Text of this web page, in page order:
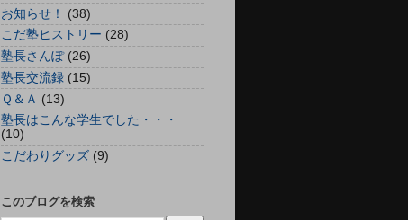
お知らせ！
(38)
こだ塾ヒストリー (28)
塾長さんぽ (26)
塾長交流録 (15)
Ｑ＆Ａ (13)
塾長はこんな学生でした・・・
(10)
こだわりグッズ (9)
このブログを検索